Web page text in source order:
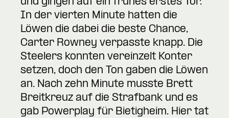
In der vierten Minute hatten die
Löwen die dabei die beste Chance,
Carter Rowney verpasste knapp. Die
Steelers konnten vereinzelt Konter
setzen, doch den Ton gaben die Löwen
an. Nach zehn Minute musste Brett
Breitkreuz auf die Strafbank und es
gab Powerplay für Bietigheim. Hier tat